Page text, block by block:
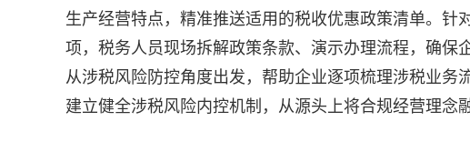
生产经营特点，精准推送适用的税收优惠政策清单。
项，税务人员现场拆解政策条款、演示办理流程，确保
从涉税风险防控角度出发，帮助企业逐项梳理涉税业
建立健全涉税风险内控机制，从源头上将合规经营理念